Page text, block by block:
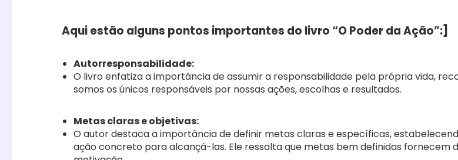
Aqui estão alguns pontos importantes do livro “O Poder da Ação”:]
Autorresponsabilidade:
O livro enfatiza a importância de assumir a responsabilidade pela própria vida,
somos os únicos responsáveis por nossas ações, escolhas e resultados.
Metas claras e objetivas:
O autor destaca a importância de definir metas claras e específicas,
ação concreto para alcançá-las. Ele ressalta que metas bem definidas fornecem